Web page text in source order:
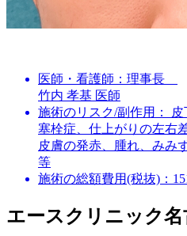
医師・看護師： 理事長
竹内 孝基 医師
施術のリスク/副作用：
皮
塞栓症、仕上がりの左右
皮膚の発赤、腫れ、みみ
等
施術の総額費用(税抜)：
エースクリニック名